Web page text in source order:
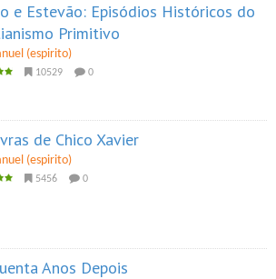
e Estevão: Episódios Históricos do
Primitivo
(espirito)
10529 0
de Chico Xavier
(espirito)
5456 0
Anos Depois